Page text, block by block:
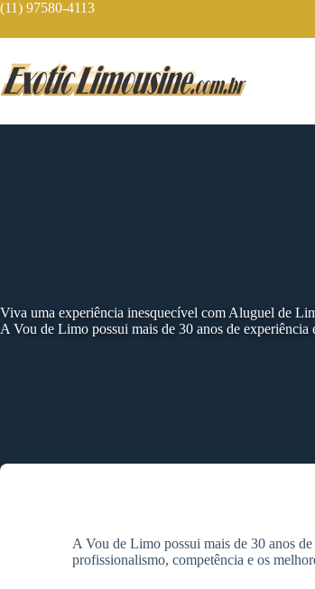
Skip
content
(11) 97580-4113
Viva uma experiência inesquecível com Aluguel de
A Vou de Limo possui mais de 30 anos de
A Vou de Limo possui mais de 30 anos
profissionalismo, competência e os